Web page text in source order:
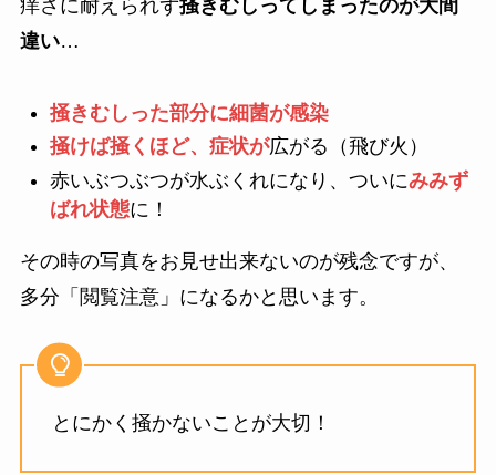
痒さに耐えられず掻きむしってしまったのが大間
違い…
掻きむしった部分に細菌が感染
掻けば掻くほど、症状が広がる（飛び火）
赤いぶつぶつが水ぶくれになり、ついにみみず
ばれ状態に！
その時の写真をお見せ出来ないのが残念ですが、
多分「閲覧注意」になるかと思います。
とにかく掻かないことが大切！